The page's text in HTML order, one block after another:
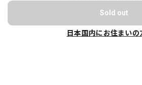
Sold out
日本国内にお住まいの